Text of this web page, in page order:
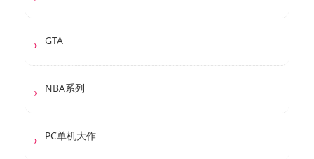
GTA
NBA系列
PC单机大作